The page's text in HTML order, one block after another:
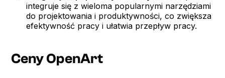
integruje się z wieloma popularnymi narzędziami
do projektowania i produktywności, co zwiększa
efektywność pracy i ułatwia przepływ pracy.
Ceny OpenArt